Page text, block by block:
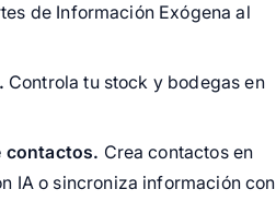
de Información Exógena al
Controla tu stock y bodegas en
contactos. Crea contactos en
IA o sincroniza información con